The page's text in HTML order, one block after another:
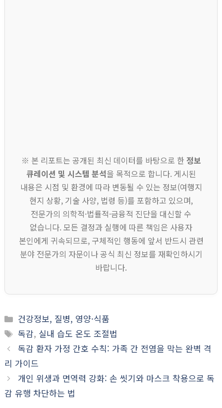
※ 본 리포트는 공개된 최신 데이터를 바탕으로 한 정보
큐레이션 및 시스템 분석을 목적으로 합니다. 게시된
내용은 시점 및 환경에 따라 변동될 수 있는 정보(여행지
현지 상황, 기술 사양, 법령 등)를 포함하고 있으며,
전문가의 의학적·법률적·금융적 진단을 대신할 수
없습니다. 모든 결정과 실행에 따른 책임은 사용자
본인에게 귀속되므로, 구체적인 행동에 앞서 반드시 관련
분야 전문가의 자문이나 공식 최신 정보를 재확인하시기
바랍니다.
카
테
고
리
건강정보, 질병, 영양·식품
태
그
독감, 실내 습도 온도 조절법
독감 환자 가정 간호 수칙: 가족 간 전염을 막는 완벽 격
리 가이드
개인 위생과 면역력 강화: 손 씻기와 마스크 착용으로 독
감 유행 차단하는 법